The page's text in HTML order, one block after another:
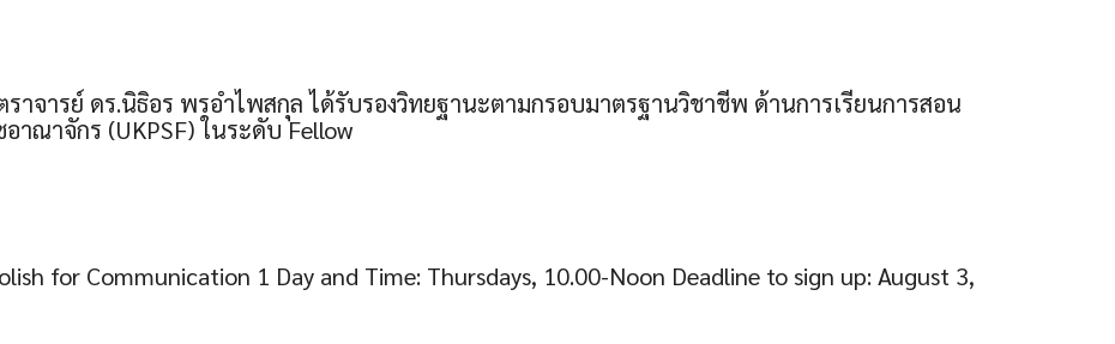
ราจารย์ ดร.นิธิอร พรอำไพสกุล ได้รับรองวิทยฐานะตามกรอบมาตรฐานวิชาชีพ ด้านการเรียนการสอน
าณาจักร (UKPSF) ในระดับ Fellow
for Communication 1 Day and Time: Thursdays, 10.00-Noon Deadline to sign up: August 3,